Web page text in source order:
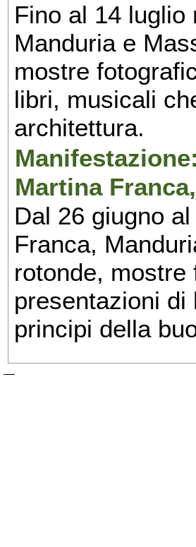
Fino al 14 luglio
Manduria e
mostre
libri, musicali
architettura.
Martina
Dal 26 giugno
Franca,
rotonde,
presentazioni
principi della